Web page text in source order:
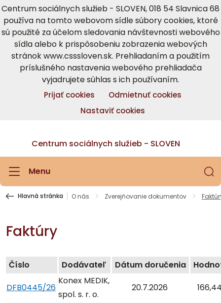
Centrum sociálnych služieb - SLOVEN, 018 54 Slavnica 68
používa na tomto webovom sídle súbory cookies, ktoré
sú použité za účelom sledovania návštevnosti webového
sídla alebo k prispôsobeniu zobrazenia webových
stránok www.csssloven.sk. Prehliadaním a použitím
príslušného nastavenia webového prehliadača
vyjadrujete súhlas s ich používaním.
Prijať cookies
Odmietnuť cookies
Nastaviť cookies
Centrum sociálnych služieb - SLOVEN
Menu
Hlavná stránka O nás Zverejňovanie dokumentov
Faktúry
Číslo Dodávateľ Dátum doručenia
DFB0445/26
Konex MEDIK,
spol. s. r. o.
20.7.2026